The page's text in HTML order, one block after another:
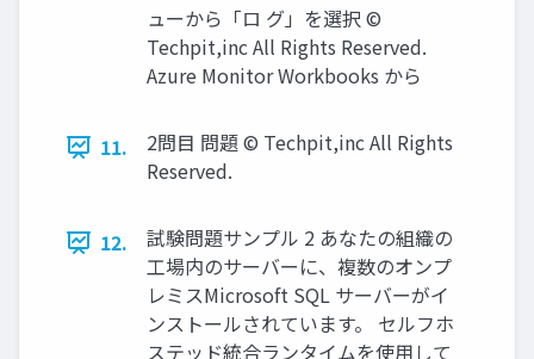
ューから「ロ グ」を選択 ©
Techpit,inc All Rights Reserved.
Azure Monitor Workbooks から
11.
2問目 問題 © Techpit,inc All Rights
Reserved.
12.
試験問題サンプル 2 あなたの組織の
工場内のサーバーに、複数のオンプ
レミスMicrosoft SQL サーバーがイ
ンストールされています。 セルフホ
ステッド統合ランタイムを使用して